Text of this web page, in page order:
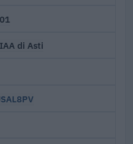
di Asti